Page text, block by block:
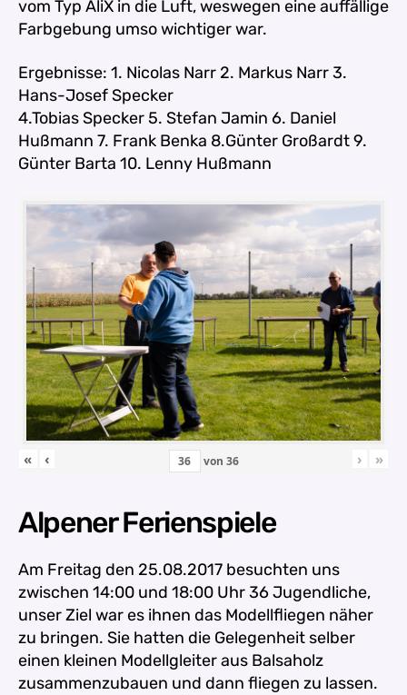
vom Typ AliX in die Luft, weswegen eine auffällige
Farbgebung umso wichtiger war.
Ergebnisse: 1. Nicolas Narr 2. Markus Narr 3.
Hans-Josef Specker
4.Tobias Specker 5. Stefan Jamin 6. Daniel
Hußmann 7. Frank Benka 8.Günter Großardt 9.
Günter Barta 10. Lenny Hußmann
« ‹ von 36 › »
Alpener Ferienspiele
Am Freitag den 25.08.2017 besuchten uns
zwischen 14:00 und 18:00 Uhr 36 Jugendliche,
unser Ziel war es ihnen das Modellfliegen näher
zu bringen. Sie hatten die Gelegenheit selber
einen kleinen Modellgleiter aus Balsaholz
zusammenzubauen und dann fliegen zu lassen.